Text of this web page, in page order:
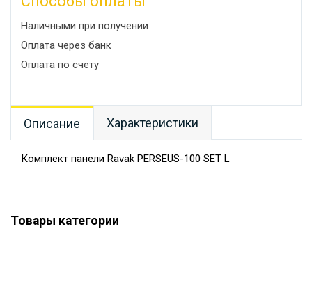
Наличными при получении
Оплата через банк
Оплата по счету
Описание Характеристики
Комплект панели Ravak PERSEUS-100 SET L
Товары категории